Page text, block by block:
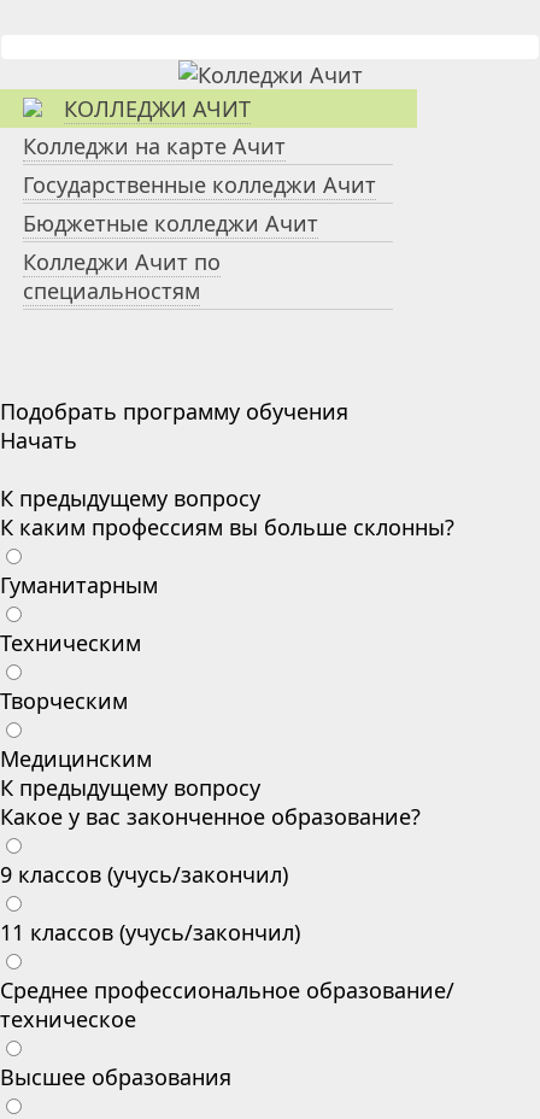
КОЛЛЕДЖИ АЧИТ
Колледжи на карте Ачит
Государственные колледжи Ачит
Бюджетные колледжи Ачит
Колледжи Ачит по
специальностям
Подобрать программу обучения
Начать
К предыдущему вопросу
К каким профессиям вы больше склонны?
Гуманитарным
Техническим
Творческим
Медицинским
К предыдущему вопросу
Какое у вас законченное образование?
9 классов (учусь/закончил)
11 классов (учусь/закончил)
Среднее профессиональное образование/
техническое
Высшее образования